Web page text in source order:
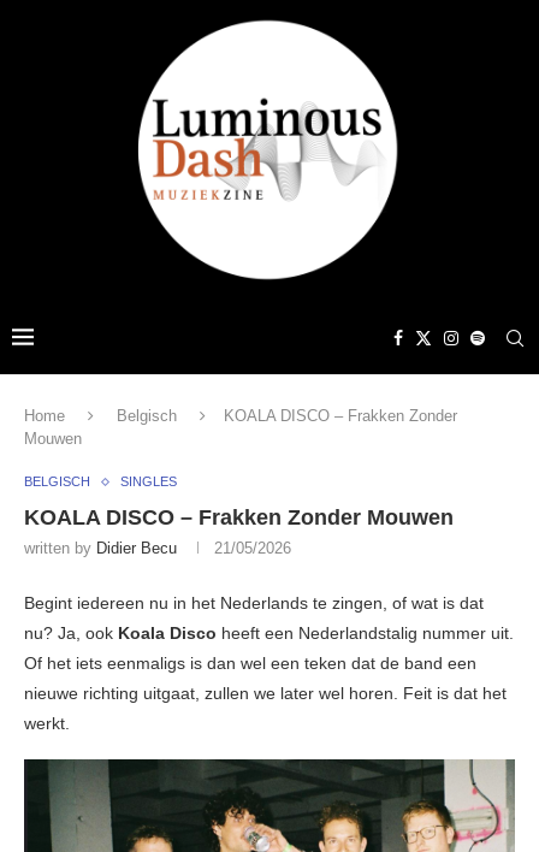
Home Belgisch
KOALA DISCO – Frakken Zonder
Mouwen
BELGISCH SINGLES
KOALA DISCO – Frakken Zonder Mouwen
written by Didier Becu 21/05/2026
Begint iedereen nu in het Nederlands te zingen, of wat is dat
nu? Ja, ook Koala Disco heeft een Nederlandstalig nummer uit.
Of het iets eenmaligs is dan wel een teken dat de band een
nieuwe richting uitgaat, zullen we later wel horen. Feit is dat het
werkt.